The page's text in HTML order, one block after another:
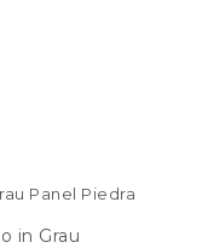
in Grau